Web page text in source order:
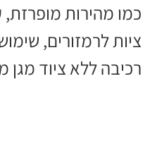
כמו מהירות מופרזת,
ציות לרמזורים,
רכיבה ללא ציוד מגן